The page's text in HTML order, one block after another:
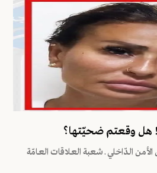
هل وقعتم ضحيّتها؟
الـدّاخلي ـ شعبة العـلاقات العـامّة